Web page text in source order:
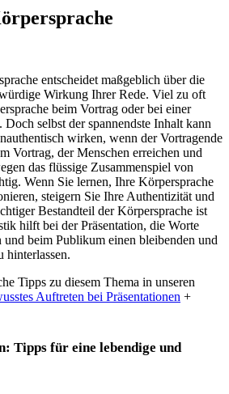
entscheidet maßgeblich über die
Wirkung Ihrer Rede. Viel zu oft
beim Vortrag oder bei einer
Doch selbst der spannendste Inhalt kann
wirken, wenn der Vortragende
Vortrag, der Menschen erreichen und
das flüssige Zusammenspiel von
Wenn Sie lernen, Ihre Körpersprache
steigern Sie Ihre Authentizität und
Bestandteil der Körpersprache ist
hilft bei der Präsentation, die Worte
beim Publikum einen bleibenden und
hinterlassen.
Tipps zu diesem Thema in unseren
Auftreten bei Präsentationen +
Tipps für eine lebendige und